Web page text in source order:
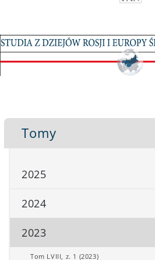
Tomy
2025
2024
2023
Tom LVIII, z. 1 (2023)